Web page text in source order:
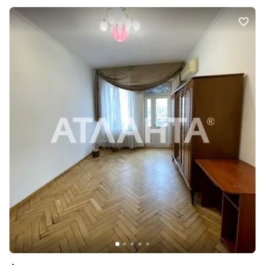
та побутова техніка — квартира повністю готова до проживання
без додаткових вкладень. Будинок із закритою територією, що
охороняється, дитячий майданчик, підземний паркінг —
комфортна інфраструктура та безпека для всієї родини. Ця
квартира — чудовий вибір для тих, хто цінує якість, комфорт,
стиль та прекрасні краєвиди. Телефонуйте, щоб дізнатися
подробиці та записатися на перегляд!